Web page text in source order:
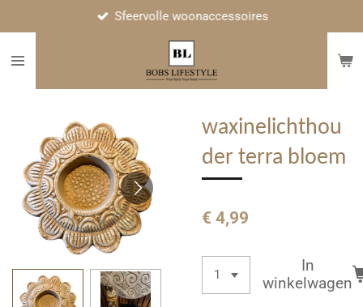
naar
Sfeervolle woonaccessoires
waxinelichthou
der terra bloem
€ 4,99
In
winkelwagen